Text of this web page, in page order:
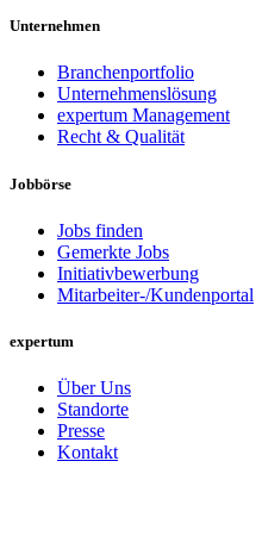
Unternehmen
Branchenportfolio
Unternehmenslösung
expertum Management
Recht & Qualität
Jobbörse
Jobs finden
Gemerkte Jobs
Initiativbewerbung
Mitarbeiter-/Kundenportal
expertum
Über Uns
Standorte
Presse
Kontakt